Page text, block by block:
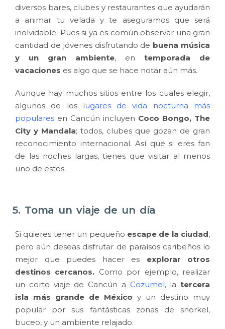
diversos bares, clubes y restaurantes que ayudarán
a animar tu velada y te aseguramos que será
inolvidable. Pues si ya es común observar una gran
cantidad de jóvenes disfrutando de buena música
y un gran ambiente, en temporada de
vacaciones es algo que se hace notar aún más.
Aunque hay muchos sitios entre los cuales elegir,
algunos de los lugares de vida nocturna más
populares en Cancún incluyen Coco Bongo, The
City y Mandala; todos, clubes que gozan de gran
reconocimiento internacional. Así que si eres fan
de las noches largas, tienes que visitar al menos
uno de estos.
5. Toma un viaje de un día
Si quieres tener un pequeño escape de la ciudad,
pero aún deseas disfrutar de paraísos caribeños lo
mejor que puedes hacer es explorar otros
destinos cercanos. Como por ejemplo, realizar
un corto viaje de Cancún a Cozumel, la tercera
isla más grande de México y un destino muy
popular por sus fantásticas zonas de snorkel,
buceo, y un ambiente relajado.